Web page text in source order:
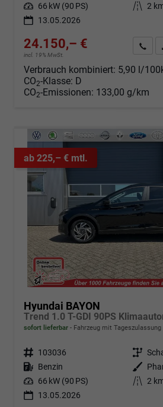
Leistung 66 kW (90 PS) Kilometerstand 2
13.05.2026
24.150,– €
incl. 19% MwSt.
Verbrauch kombiniert: 5,90 l/
CO2-Klasse: D
CO2-Emissionen: 133,00 g/km
ab 225,– € mtl.
Hyundai BAYON
sofort lieferbar Fahrzeug mit Tageszulassung
Fahrzeugnr. 103036 Getriebe
Kraftstoff Benzin Außenfarbe
Leistung 66 kW (90 PS) Kilometerstand 2
13.05.2026